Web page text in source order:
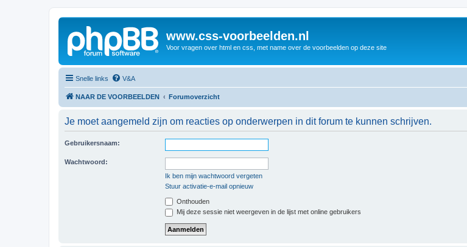
www.css-voorbeelden.nl
Voor vragen over html en css, met name over de voorbeelden op deze site
Snelle links V&A
NAAR DE VOORBEELDEN Forumoverzicht
Je moet aangemeld zijn om reacties op onderwerpen in dit forum te kunnen schrijven.
Gebruikersnaam:
Wachtwoord:
Ik ben mijn wachtwoord vergeten
Stuur activatie-e-mail opnieuw
Onthouden
Mij deze sessie niet weergeven in de lijst met online gebruikers